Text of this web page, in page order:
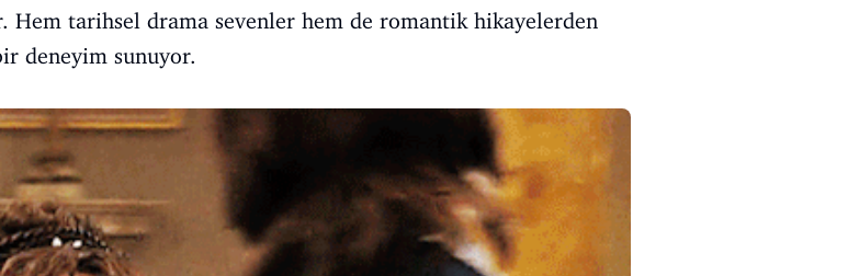
Hem tarihsel drama sevenler hem de romantik hikayelerden
deneyim sunuyor.